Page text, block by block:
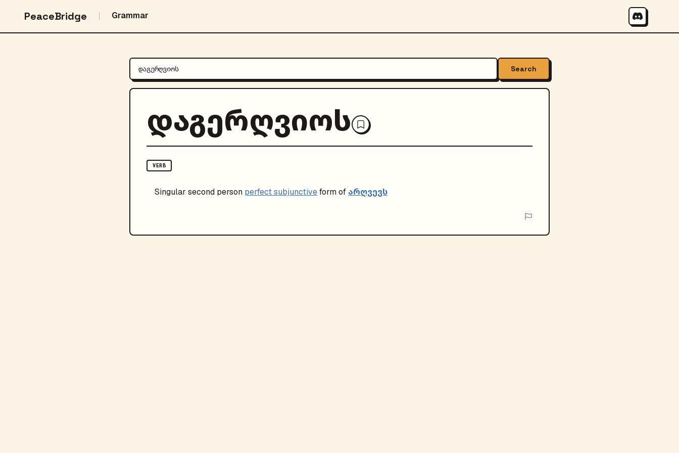
PeaceBridge Grammar
Search
დაგერღვიოს
VERB
Singular second person perfect subjunctiveform of არღვევს